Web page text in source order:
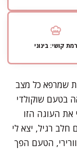
רמת קושי: בינוני
שמרפא כל מצב
בטעם שוקולדי
את העוגה הזו
רגיל, יצא לי
הטעם הפך